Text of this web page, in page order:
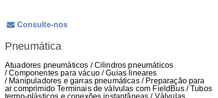
Consulte-nos
Pneumática
Atuadores pneumáticos / Cilindros pneumáticos
/ Componentes para vácuo / Guias lineares
/ Manipuladores e garras pneumáticas / Preparação para
ar comprimido Terminais de válvulas com FieldBus / Tubos
termo-plásticos e conexões instantâneas / Válvulas